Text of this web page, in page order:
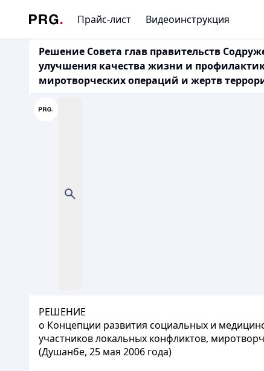
Прайс-лист Видеоинструкция
Решение Совета глав правительств
улучшения качества жизни и
миротворческих операций и жертв
РЕШЕНИЕ
о Концепции развития социальных и
участников локальных конфликтов,
(Душанбе, 25 мая 2006 года)